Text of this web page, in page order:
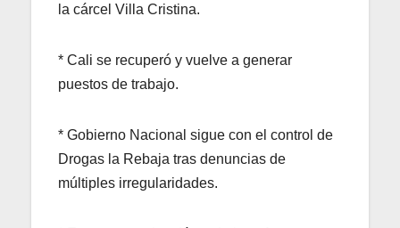
la cárcel Villa Cristina.
* Cali se recuperó y vuelve a generar
puestos de trabajo.
* Gobierno Nacional sigue con el control de
Drogas la Rebaja tras denuncias de
múltiples irregularidades.